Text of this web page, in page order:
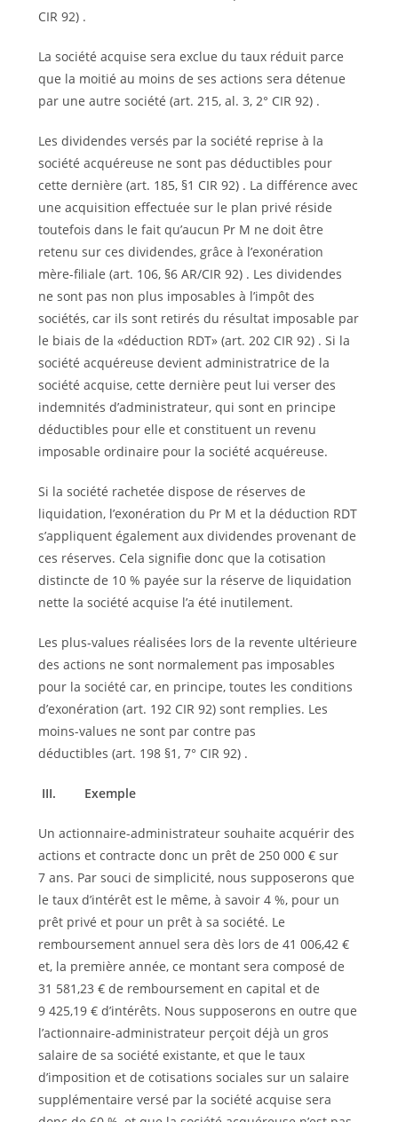
CIR 92) .
La société acquise sera exclue du taux réduit parce
que la moitié au moins de ses actions sera détenue
par une autre société (art. 215, al. 3, 2° CIR 92) .
Les dividendes versés par la société reprise à la
société acquéreuse ne sont pas déductibles pour
cette dernière (art. 185, §1 CIR 92) . La différence avec
une acquisition effectuée sur le plan privé réside
toutefois dans le fait qu’aucun Pr M ne doit être
retenu sur ces dividendes, grâce à l’exonération
mère-filiale (art. 106, §6 AR/CIR 92) . Les dividendes
ne sont pas non plus imposables à l’impôt des
sociétés, car ils sont retirés du résultat imposable par
le biais de la «déduction RDT» (art. 202 CIR 92) . Si la
société acquéreuse devient administratrice de la
société acquise, cette dernière peut lui verser des
indemnités d’administrateur, qui sont en principe
déductibles pour elle et constituent un revenu
imposable ordinaire pour la société acquéreuse.
Si la société rachetée dispose de réserves de
liquidation, l’exonération du Pr M et la déduction RDT
s’appliquent également aux dividendes provenant de
ces réserves. Cela signifie donc que la cotisation
distincte de 10 % payée sur la réserve de liquidation
nette la société acquise l’a été inutilement.
Les plus-values réalisées lors de la revente ultérieure
des actions ne sont normalement pas imposables
pour la société car, en principe, toutes les conditions
d’exonération (art. 192 CIR 92) sont remplies. Les
moins-values ne sont par contre pas
déductibles (art. 198 §1, 7° CIR 92) .
III. Exemple
Un actionnaire-administrateur souhaite acquérir des
actions et contracte donc un prêt de 250 000 € sur
7 ans. Par souci de simplicité, nous supposerons que
le taux d’intérêt est le même, à savoir 4 %, pour un
prêt privé et pour un prêt à sa société. Le
remboursement annuel sera dès lors de 41 006,42 €
et, la première année, ce montant sera composé de
31 581,23 € de remboursement en capital et de
9 425,19 € d’intérêts. Nous supposerons en outre que
l’actionnaire-administrateur perçoit déjà un gros
salaire de sa société existante, et que le taux
d’imposition et de cotisations sociales sur un salaire
supplémentaire versé par la société acquise sera